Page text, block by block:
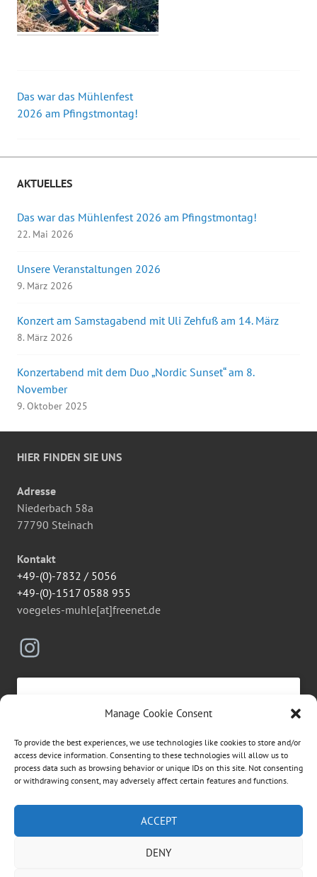
Manage Cookie Consent
To provide the best experiences, we use technologies like cookies to store and/or
access device information. Consenting to these technologies will allow us to
process data such as browsing behavior or unique IDs on this site. Not consenting
or withdrawing consent, may adversely affect certain features and functions.
ACCEPT
DENY
Beitrags-
Das war das Mühlenfest
2026 am Pfingstmontag!
AKTUELLES
Das war das Mühlenfest 2026 am Pfingstmontag!
22. Mai 2026
Unsere Veranstaltungen 2026
9. März 2026
Konzert am Samstagabend mit Uli Zehfuß am 14. März
8. März 2026
Konzertabend mit dem Duo „Nordic Sunset“ am 8.
November
9. Oktober 2025
HIER FINDEN SIE UNS
Adresse
Niederbach 58a
77790 Steinach
Kontakt
+49-(0)-7832 / 5056
+49-(0)-1517 0588 955
voegeles-muhle[at]freenet.de
Instagram
enable this content
Suchen